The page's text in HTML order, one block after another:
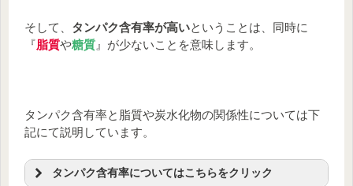
そして、 タンパク含有率が高いということは、同時に
『脂質や糖質 』が少ないことを意味します。
タンパク含有率と脂質や炭水化物の関係性については下
記にて説明しています。
タンパク含有率についてはこちらをクリック